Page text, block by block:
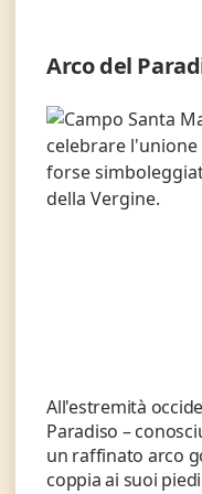
Arco del
All'estremità
Paradiso –
un raffinato arco
coppia ai suoi